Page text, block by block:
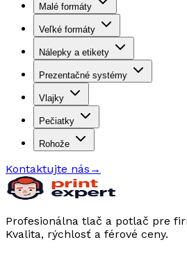
Malé formáty
Veľké formáty
Nálepky a etikety
Prezentačné systémy
Vlajky
Pečiatky
Rohože
Kontaktujte nás →
Profesionálna tlač a potlač pre
Kvalita, rýchlosť a férové ceny.